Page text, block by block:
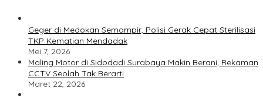
Geger di Medokan Semampir, Polisi Gerak Cepat Sterilisasi
TKP Kematian Mendadak
Mei 7, 2026
Maling Motor di Sidodadi Surabaya Makin Berani, Rekaman
CCTV Seolah Tak Berarti
Maret 22, 2026